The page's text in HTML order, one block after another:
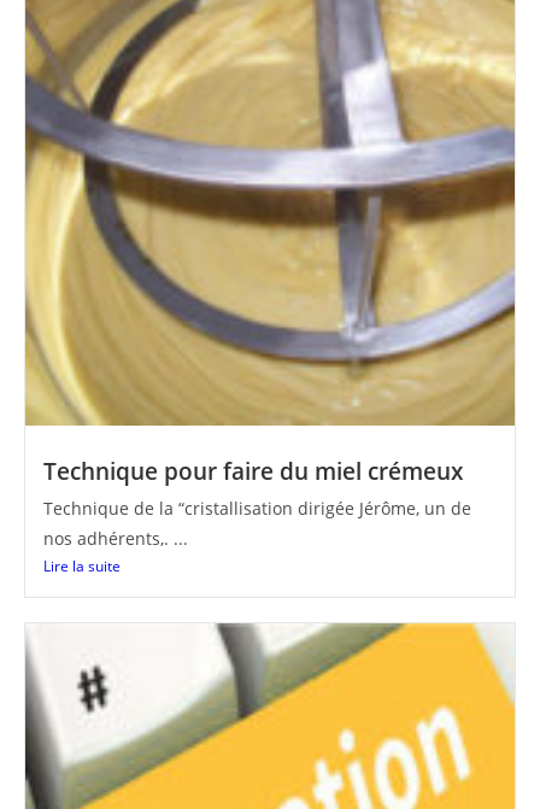
Technique pour faire du miel crémeux
Technique de la “cristallisation dirigée Jérôme, un de
nos adhérents,. ...
Lire la suite